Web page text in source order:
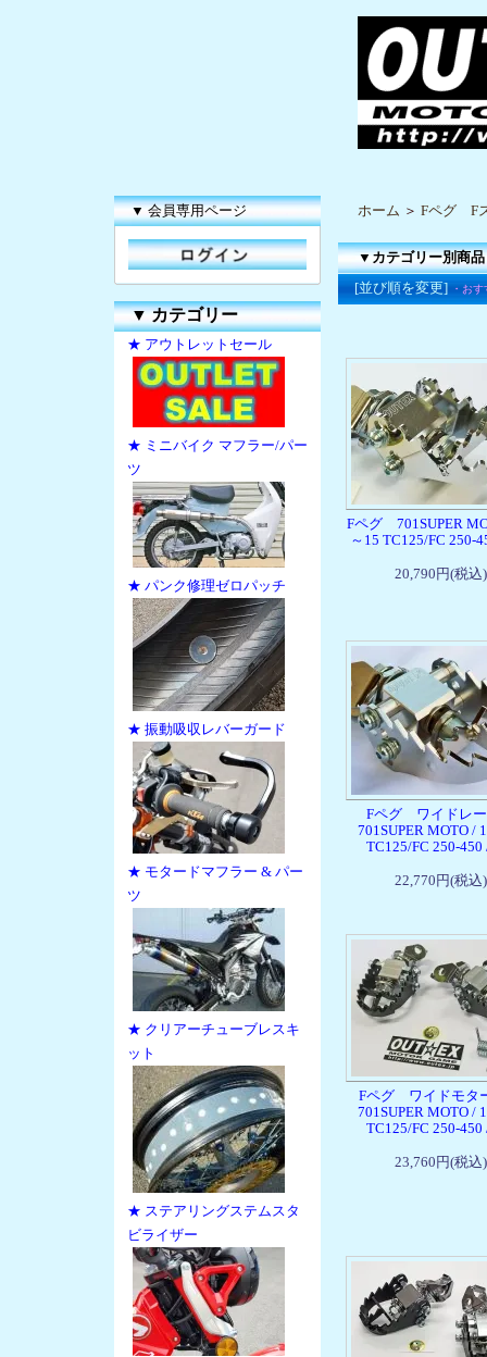
▼ 会員専用ページ
▼カテゴリー
★ アウトレットセール
★ ミニバイク マフラー/パー
ツ
★ パンク修理ゼロパッチ
★ 振動吸収レバーガード
★ モタードマフラー & パー
ツ
★ クリアーチューブレスキ
ット
★ ステアリングステムスタ
ビライザー
ホーム ＞ Fペグ F
▼カテゴリー別商品
[並び順を変更]
・お
Fペグ 701SUPER
～15 TC125/FC 250-
20,790円(税込)
Fペグ ワイドレ
701SUPER MOTO /
TC125/FC 250-450
22,770円(税込)
Fペグ ワイドモ
701SUPER MOTO /
TC125/FC 250-450
23,760円(税込)